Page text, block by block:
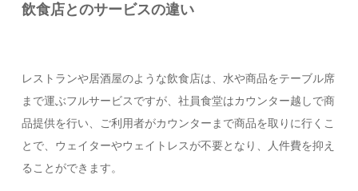
飲食店とのサービスの違い
レストランや居酒屋のような飲食店は、水や商品をテーブル席
まで運ぶフルサービスですが、社員食堂はカウンター越しで商
品提供を行い、ご利用者がカウンターまで商品を取りに行くこ
とで、ウェイターやウェイトレスが不要となり、人件費を抑え
ることができます。